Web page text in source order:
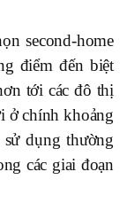
second-home
điểm đến biệt
tới các đô thị
ở chính khoảng
dụng thường
các giai đoạn